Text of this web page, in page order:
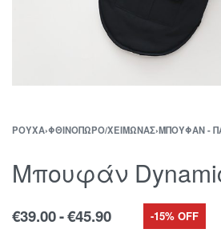
ΡΟΎΧΑ›ΦΘΙΝΌΠΩΡΟ/ΧΕΙΜΏΝΑΣ›ΜΠΟΥΦΆΝ -
Μπουφάν
€39.00 €45.90 -15% OFF